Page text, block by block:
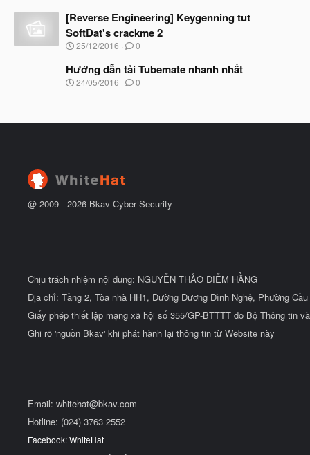
ầ
u
à
b
ắ
đ
ầ
[Reverse Engineering] Keygenning tut
SoftDat's crackme 2
N
à
y
b
đ
25/12/2016 0
Hướng dẫn tải Tubemate nhanh nhất
N
b
u
24/05/2016 0
@ 2009 - 2026 Bkav Cyber Security
Chịu trách nhiệm nội dung: NGUYỄN THẢO DIỄM HẰNG
Địa chỉ: Tầng 2, Tòa nhà HH1, Đường Dương Đình Nghệ, Phường
Giấy phép thiết lập mạng xã hội số 355/GP-BTTTT do Bộ Thông tin
Ghi rõ 'nguồn Bkav' khi phát hành lại thông tin từ Website này
Email: whitehat@bkav.com
Hotline: (024) 3763 2552
Facebook: WhiteHat